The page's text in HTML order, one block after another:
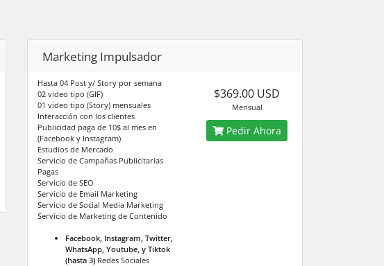
Marketing Impulsador
Hasta 04 Post y/ Story por semana
02 video tipo (GIF)
01 video tipo (Story) mensuales
Interacción con los clientes
Publicidad paga de 10$ al mes en
(Facebook y Instagram)
Estudios de Mercado
Servicio de Campañas Publicitarias
Pagas
Servicio de SEO
Servicio de Email Marketing
Servicio de Social Media Marketing
Servicio de Marketing de Contenido
Facebook, Instagram, Twitter,
WhatsApp, Youtube, y Tiktok
(hasta 3)Redes Sociales
$369.00 USD
Mensual
Pedir Ahora